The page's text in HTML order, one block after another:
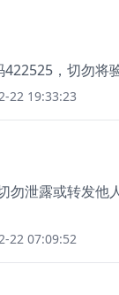
，切勿将
22 19:33:23
勿泄露或转发他
22 07:09:52